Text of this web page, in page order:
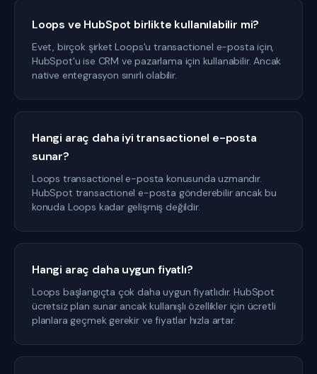
Loops ve HubSpot birlikte kullanılabilir mi?
Evet, birçok şirket Loops'u transactionel e-posta için,
HubSpot'u ise CRM ve pazarlama için kullanabilir. Ancak
native entegrasyon sınırlı olabilir.
Hangi araç daha iyi transactionel e-posta
sunar?
Loops transactionel e-posta konusunda uzmandır.
HubSpot transactionel e-posta gönderebilir ancak bu
konuda Loops kadar gelişmiş değildir.
Hangi araç daha uygun fiyatlı?
Loops başlangıçta çok daha uygun fiyatlıdır. HubSpot
ücretsiz plan sunar ancak kullanışlı özellikler için ücretli
planlara geçmek gerekir ve fiyatlar hızla artar.